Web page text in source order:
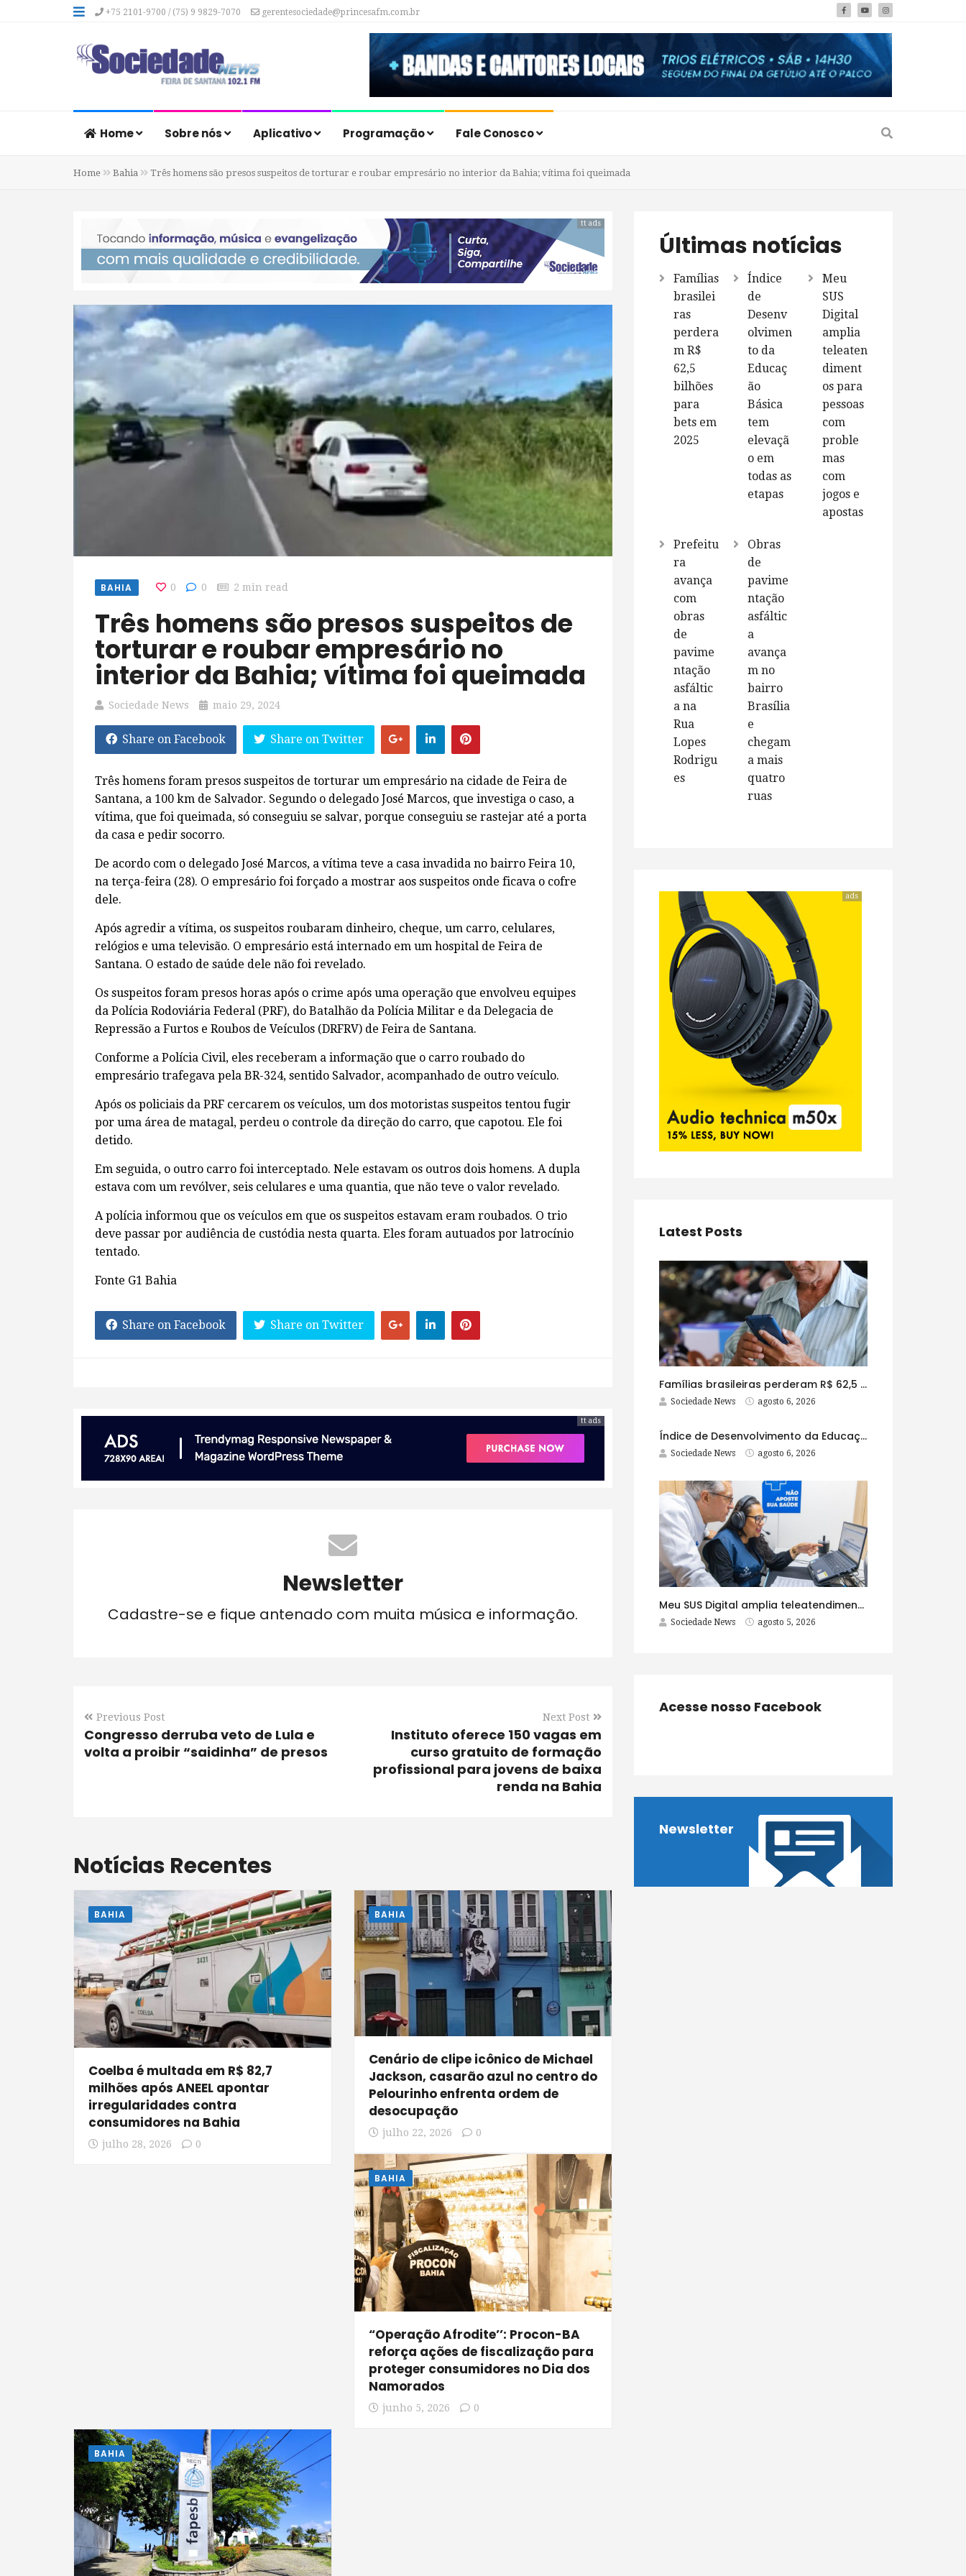
+75 2101-9700 / (75) 9 9829-7070 gerentesociedade@princesafm.com.br
Home Sobre nós Aplicativo Programação Fale Conosco
Home Bahia Três homens são presos suspeitos de torturar e roubar empresário no interior da Bahia; vítima foi queimada
tt ads
BAHIA 0 0 2 min read
Três homens são presos suspeitos de
torturar e roubar empresário no
interior da Bahia; vítima foi queimada
Sociedade News maio 29, 2024
Share on Facebook Share on Twitter
Três homens foram presos suspeitos de torturar um empresário na cidade de Feira de
Santana, a 100 km de Salvador. Segundo o delegado José Marcos, que investiga o caso, a
vítima, que foi queimada, só conseguiu se salvar, porque conseguiu se rastejar até a porta
da casa e pedir socorro.
De acordo com o delegado José Marcos, a vítima teve a casa invadida no bairro Feira 10,
na terça-feira (28). O empresário foi forçado a mostrar aos suspeitos onde ficava o cofre
dele.
Após agredir a vítima, os suspeitos roubaram dinheiro, cheque, um carro, celulares,
relógios e uma televisão. O empresário está internado em um hospital de Feira de
Santana. O estado de saúde dele não foi revelado.
Os suspeitos foram presos horas após o crime após uma operação que envolveu equipes
da Polícia Rodoviária Federal (PRF), do Batalhão da Polícia Militar e da Delegacia de
Repressão a Furtos e Roubos de Veículos (DRFRV) de Feira de Santana.
Conforme a Polícia Civil, eles receberam a informação que o carro roubado do
empresário trafegava pela BR-324, sentido Salvador, acompanhado de outro veículo.
Após os policiais da PRF cercarem os veículos, um dos motoristas suspeitos tentou fugir
por uma área de matagal, perdeu o controle da direção do carro, que capotou. Ele foi
detido.
Em seguida, o outro carro foi interceptado. Nele estavam os outros dois homens. A dupla
estava com um revólver, seis celulares e uma quantia, que não teve o valor revelado.
A polícia informou que os veículos em que os suspeitos estavam eram roubados. O trio
deve passar por audiência de custódia nesta quarta. Eles foram autuados por latrocínio
tentado.
Fonte G1 Bahia
Share on Facebook Share on Twitter
tt ads
Newsletter
Cadastre-se e fique antenado com muita música e informação.
Previous Post
Congresso derruba veto de Lula e
volta a proibir “saidinha” de presos
Next Post
Instituto oferece 150 vagas em
curso gratuito de formação
profissional para jovens de baixa
renda na Bahia
Notícias Recentes
BAHIA
Coelba é multada em R$ 82,7
milhões após ANEEL apontar
irregularidades contra
consumidores na Bahia
julho 28, 2026 0
BAHIA
Cenário de clipe icônico de Michael
Jackson, casarão azul no centro do
Pelourinho enfrenta ordem de
desocupação
julho 22, 2026 0
BAHIA
“Operação Afrodite’’: Procon-BA
reforça ações de fiscalização para
proteger consumidores no Dia dos
Namorados
junho 5, 2026 0
BAHIA
Últimas notícias
Famílias
brasilei
ras
perdera
m R$
62,5
bilhões
para
bets em
2025
Índice
de
Desenv
olvimen
to da
Educaç
ão
Básica
tem
elevaçã
o em
todas as
etapas
Meu
SUS
Digital
amplia
teleaten
diment
os para
pessoas
com
proble
mas
com
jogos e
apostas
Prefeitu
ra
avança
com
obras
de
pavime
ntação
asfáltic
a na
Rua
Lopes
Rodrigu
es
Obras
de
pavime
ntação
asfáltic
a
avança
m no
bairro
Brasília
e
chegam
a mais
quatro
ruas
ads
Latest Posts
Famílias brasileiras perderam R$ 62,5 bilhões para bets em 2025
Sociedade News agosto 6, 2026
Índice de Desenvolvimento da Educação Básica tem elevação em todas as etapas
Sociedade News agosto 6, 2026
Meu SUS Digital amplia teleatendimentos para pessoas com problemas com jogos e apostas
Sociedade News agosto 5, 2026
Acesse nosso Facebook
Newsletter